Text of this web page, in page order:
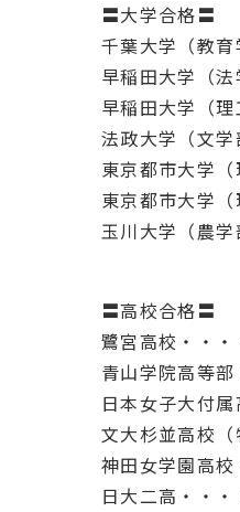
〓大学合格〓
千葉大学（教
早稲田大学（
早稲田大学（
法政大学（文
東京都市大学
東京都市大学
玉川大学（農
〓高校合格〓
鷺宮高校・・
青山学院高等
日本女子大付
文大杉並高校
神田女学園高
日大二高・・